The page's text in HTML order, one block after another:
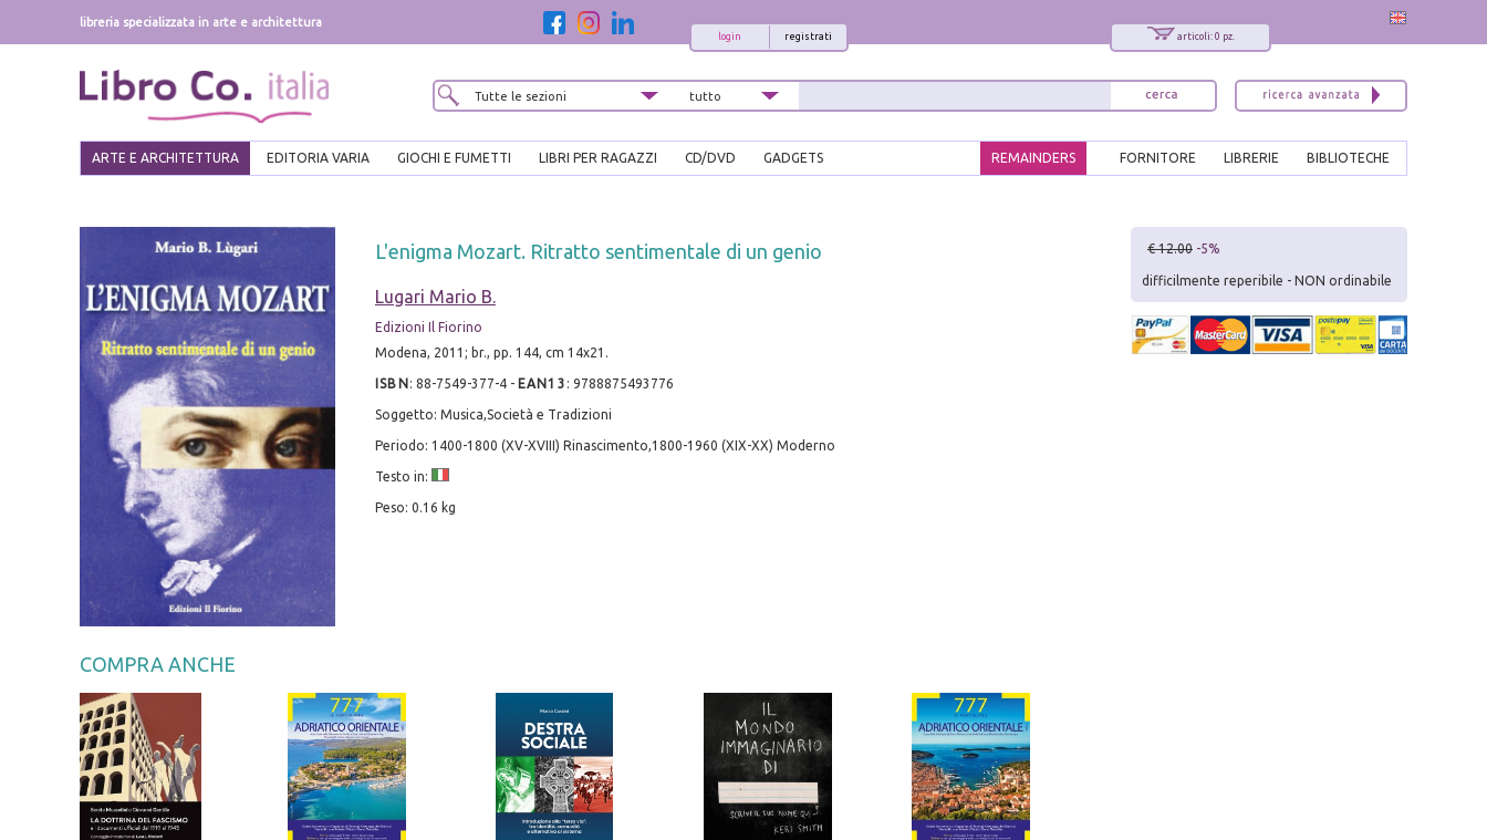
libreria specializzata in arte e architettura
articoli: 0 pz.
registrati
login
ARTE E ARCHITETTURA EDITORIA VARIA GIOCHI E FUMETTI LIBRI PER RAGAZZI CD/DVD GADGETS BIBLIOTECHE
LIBRERIE
FORNITORE
REMAINDERS
L'enigma Mozart. Ritratto sentimentale di un genio
Lugari Mario B.
Edizioni Il Fiorino
Modena, 2011; br., pp. 144, cm 14x21.
ISBN : 88-7549-377-4- EAN13 : 9788875493776
Soggetto: Musica,Società e Tradizioni
Periodo: 1400-1800 (XV-XVIII) Rinascimento,1800-1960 (XIX-XX) Moderno
Testo in:
Peso: 0.16 kg
COMPRA ANCHE
€ 12.00 -5%
difficilmente reperibile - NON ordinabile
x
Allora iscriviti alla nostra newsletter!
Sarai informato delle nostre novità, potrai
comunque cancellarti quando desideri.